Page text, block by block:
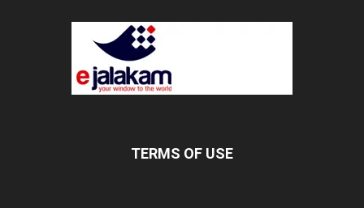
TERMS OF USE